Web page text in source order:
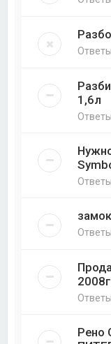
1,6л
Рено